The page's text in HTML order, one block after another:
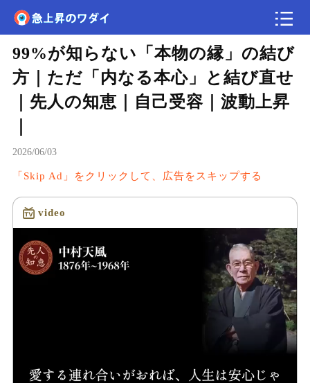
99%が知らない「本物の縁」の結び
方｜ただ「内なる本心」と結び直せ
｜先人の知恵｜自己受容｜波動上昇
2026/06/03
「Skip Ad」をクリックして、広告をスキップする
video
速報